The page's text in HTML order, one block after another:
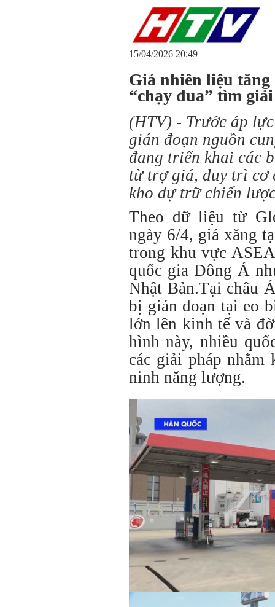
15/04/2026 20:49
Giá nhiên liệu tăng
“chạy đua” tìm
(HTV) - Trước áp
gián đoạn nguồn
đang triển khai các
từ trợ giá, duy trì cơ
kho dự trữ chiến
Theo dữ liệu từ
ngày 6/4, giá xăng
trong khu vực
quốc gia Đông Á
Nhật Bản.Tại châu
bị gián đoạn tại eo
lớn lên kinh tế và
hình này, nhiều
các giải pháp nhằm
ninh năng lượng.